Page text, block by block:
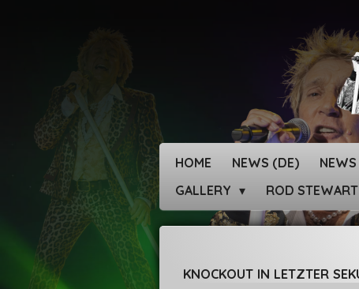
HOME NEWS (DE)
GALLERY
ROD
KNOCKOUT IN LETZTER